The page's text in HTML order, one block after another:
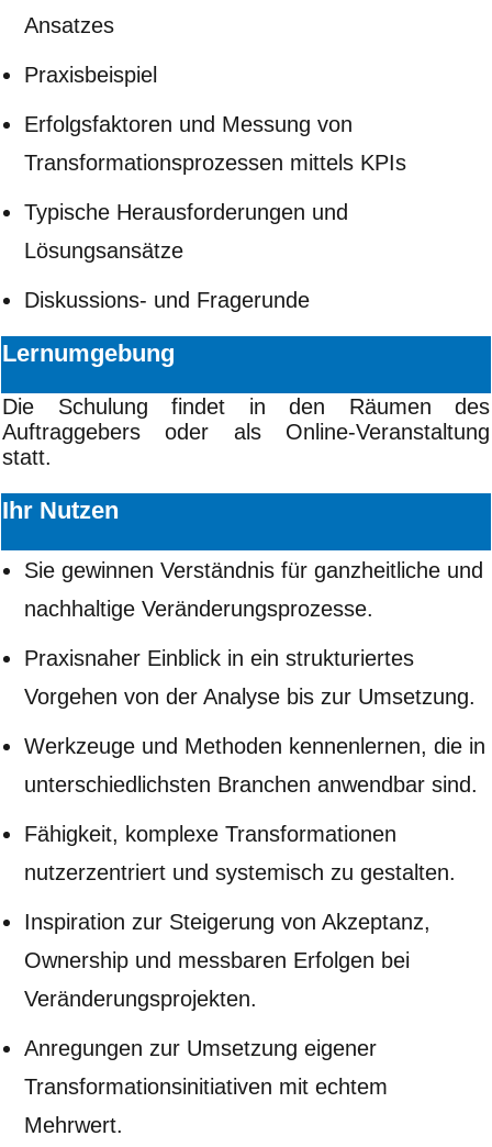
Ansatzes
Praxisbeispiel
Erfolgsfaktoren und Messung von
Transformationsprozessen mittels KPIs
Typische Herausforderungen und
Lösungsansätze
Diskussions- und Fragerunde
Lernumgebung
Die Schulung findet in den Räumen des
Auftraggebers oder als Online-Veranstaltung
statt.
Ihr Nutzen
Sie gewinnen Verständnis für ganzheitliche und
nachhaltige Veränderungsprozesse.
Praxisnaher Einblick in ein strukturiertes
Vorgehen von der Analyse bis zur Umsetzung.
Werkzeuge und Methoden kennenlernen, die in
unterschiedlichsten Branchen anwendbar sind.
Fähigkeit, komplexe Transformationen
nutzerzentriert und systemisch zu gestalten.
Inspiration zur Steigerung von Akzeptanz,
Ownership und messbaren Erfolgen bei
Veränderungsprojekten.
Anregungen zur Umsetzung eigener
Transformationsinitiativen mit echtem
Mehrwert.